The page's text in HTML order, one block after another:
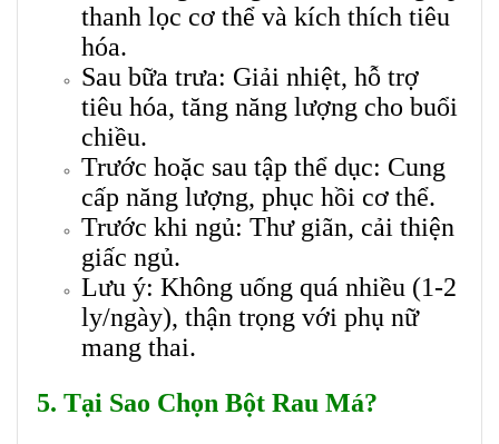
thanh lọc cơ thể và kích thích tiêu
hóa.
Sau bữa trưa: Giải nhiệt, hỗ trợ
tiêu hóa, tăng năng lượng cho buổi
chiều.
Trước hoặc sau tập thể dục: Cung
cấp năng lượng, phục hồi cơ thể.
Trước khi ngủ: Thư giãn, cải thiện
giấc ngủ.
Lưu ý: Không uống quá nhiều (1-2
ly/ngày), thận trọng với phụ nữ
mang thai.
5. Tại Sao Chọn Bột Rau Má?